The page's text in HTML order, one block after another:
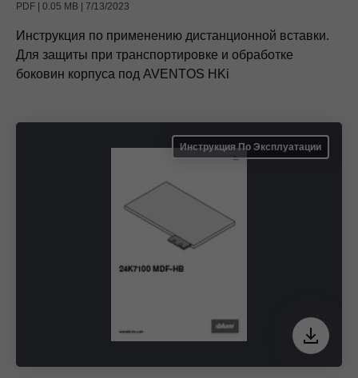
PDF | 0.05 MB | 7/13/2023
Инструкция по применению дистанционной вставки.
Для защиты при транспортировке и обработке
боковин корпуса под AVENTOS HKi
Инструкция По Эксплуатации